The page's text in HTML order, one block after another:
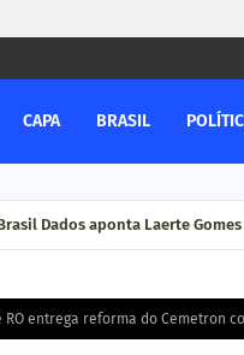
CAPA BRASIL
Dados aponta Laerte
RO entrega reforma do Cemetron